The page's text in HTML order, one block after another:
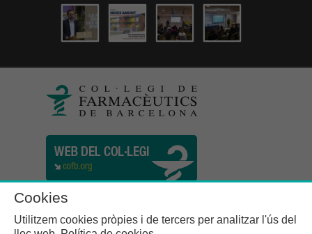
Cookies
Utilitzem cookies pròpies i de tercers per analitzar l'ús del